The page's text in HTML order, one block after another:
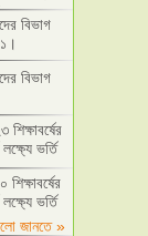
বিভাগ
বিভাগ
ভর্তি
ভর্তি
জানতে »